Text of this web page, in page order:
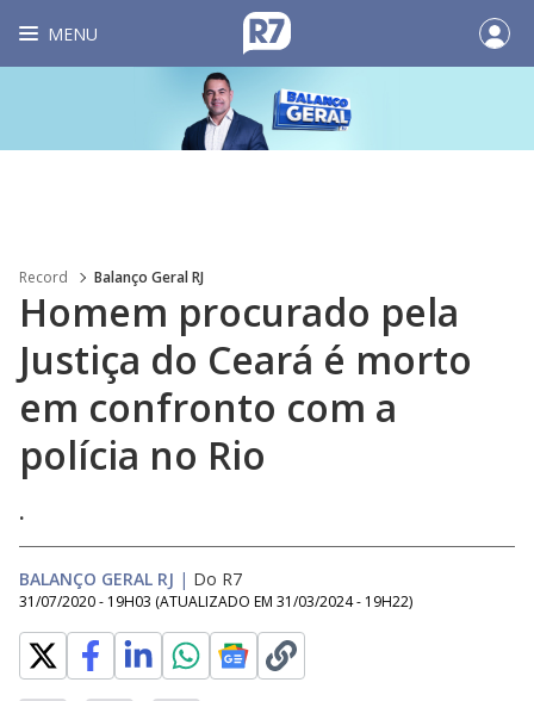
MENU
Record Balanço Geral RJ
Homem procurado pela
Justiça do Ceará é morto
em confronto com a
polícia no Rio
.
BALANÇO GERAL RJ | Do R7
31/07/2020 - 19H03 (ATUALIZADO EM 31/03/2024 - 19H22)